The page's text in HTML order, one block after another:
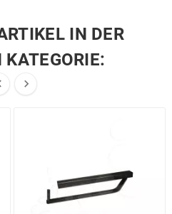
IN DER
KATEGORIE:
